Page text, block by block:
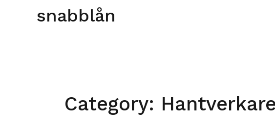
snabblån
Category: Hantverkare